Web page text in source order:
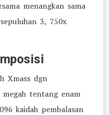
menangkan sama
3, 750x
Xmass dgn
tentang enam
kaidah pembalasan